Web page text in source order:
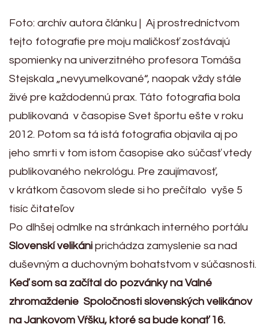
Foto: archív autora článku | Aj prostredníctvom
tejto fotografie pre moju maličkosť zostávajú
spomienky na univerzitného profesora Tomáša
Stejskala „nevyumelkované“, naopak vždy stále
živé pre každodennú prax. Táto fotografia bola
publikovaná v časopise Svet športu ešte v roku
2012. Potom sa tá istá fotografia objavila aj po
jeho smrti v tom istom časopise ako súčasť vtedy
publikovaného nekrológu. Pre zaujímavosť,
v krátkom časovom slede si ho prečítalo vyše 5
tisíc čitateľov
Po dlhšej odmlke na stránkach interného portálu
Slovenskí velikáni prichádza zamyslenie sa nad
duševným a duchovným bohatstvom v súčasnosti.
Keď som sa začítal do pozvánky na Valné
zhromaždenie Spoločnosti slovenských velikánov
na Jankovom Vŕšku, ktoré sa bude konať 16.